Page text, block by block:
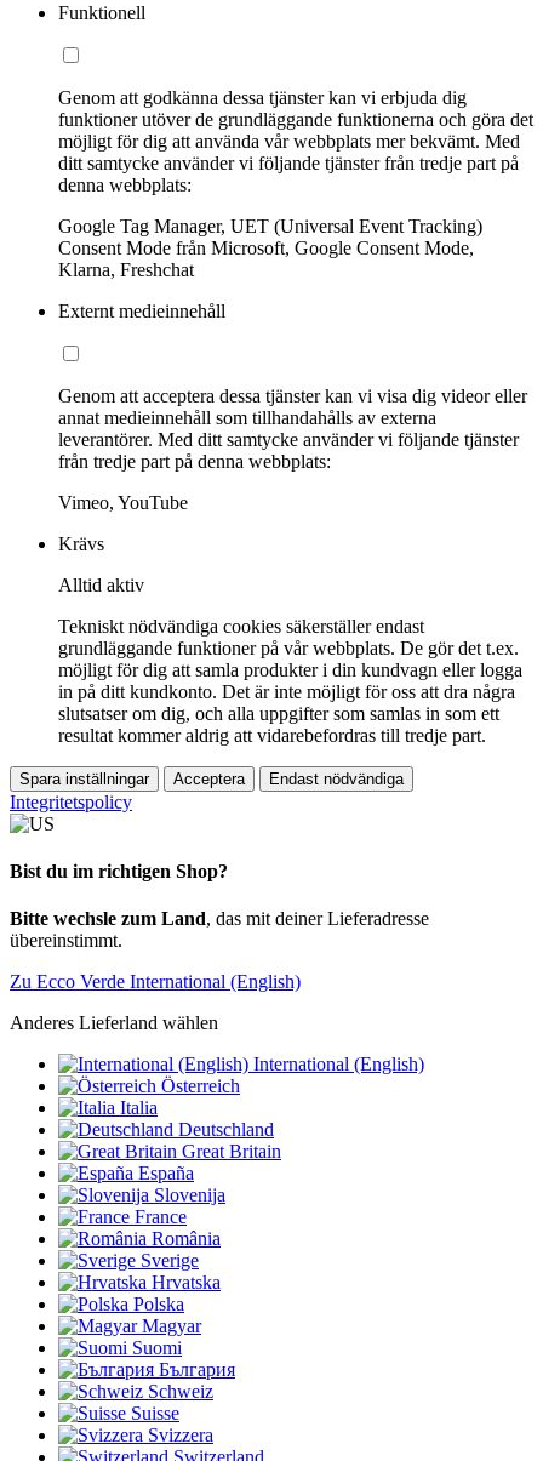
Funktionell
Genom att godkänna dessa tjänster kan vi erbjuda dig
funktioner utöver de grundläggande funktionerna och göra det
möjligt för dig att använda vår webbplats mer bekvämt. Med
ditt samtycke använder vi följande tjänster från tredje part på
denna webbplats:
Google Tag Manager, UET (Universal Event Tracking)
Consent Mode från Microsoft, Google Consent Mode,
Klarna, Freshchat
Externt medieinnehåll
Genom att acceptera dessa tjänster kan vi visa dig videor eller
annat medieinnehåll som tillhandahålls av externa
leverantörer. Med ditt samtycke använder vi följande tjänster
från tredje part på denna webbplats:
Vimeo, YouTube
Krävs
Alltid aktiv
Tekniskt nödvändiga cookies säkerställer endast
grundläggande funktioner på vår webbplats. De gör det t.ex.
möjligt för dig att samla produkter i din kundvagn eller logga
in på ditt kundkonto. Det är inte möjligt för oss att dra några
slutsatser om dig, och alla uppgifter som samlas in som ett
resultat kommer aldrig att vidarebefordras till tredje part.
Spara inställningar Acceptera Endast nödvändiga
Integritetspolicy
Bist du im richtigen Shop?
Bitte wechsle zum Land, das mit deiner Lieferadresse
übereinstimmt.
Zu Ecco Verde International (English)
Anderes Lieferland wählen
International (English)
Österreich
Italia
Deutschland
Great Britain
España
Slovenija
France
România
Sverige
Hrvatska
Polska
Magyar
Suomi
България
Schweiz
Suisse
Svizzera
Switzerland